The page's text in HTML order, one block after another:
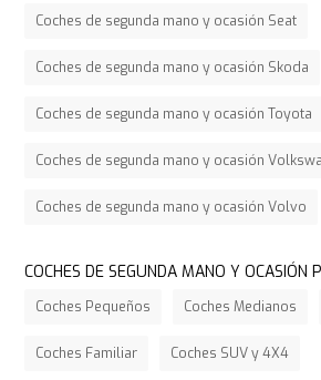
Coches de segunda mano y ocasión Seat
Coches de segunda mano y ocasión Skoda
Coches de segunda mano y ocasión Toyota
Coches de segunda mano y ocasión
Coches de segunda mano y ocasión Volvo
COCHES DE SEGUNDA MANO Y OCASIÓN
Coches Pequeños Coches Medianos
Coches Familiar Coches SUV y 4X4